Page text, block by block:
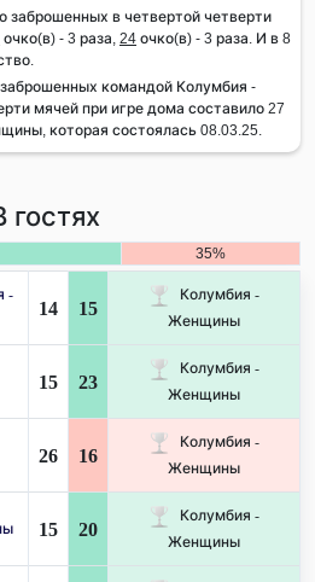
заброшенных в четвертой четверти
очко(в) - 3 раза, 24 очко(в) - 3 раза. И в 8
командой Колумбия -
мячей при игре дома составило 27
которая состоялась 08.03.25.
гостях
35%
-
14 15
Колумбия -
Женщины
15 23
Колумбия -
Женщины
26 16
Колумбия -
Женщины
15 20
Колумбия -
Женщины